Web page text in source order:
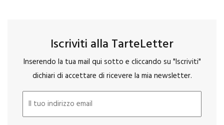
Iscriviti alla TarteLetter
Inserendo la tua mail qui sotto e cliccando su "Iscriviti"
dichiari di accettare di ricevere la mia newsletter.